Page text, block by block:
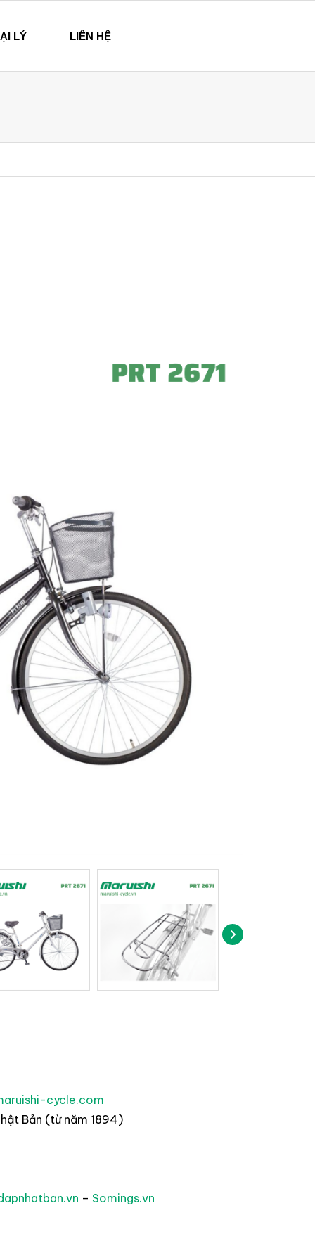
LÝ LIÊN HỆ
cycle.com
Bản (từ năm 1894)
– Somings.vn